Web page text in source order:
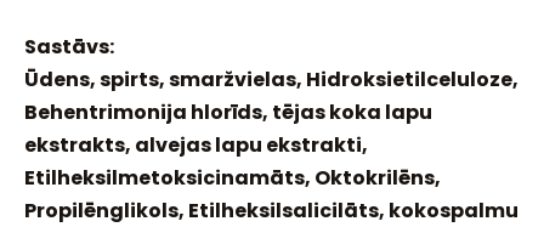
Sastāvs:
Ūdens, spirts, smaržvielas, Hidroksietilceluloze,
Behentrimonija hlorīds, tējas koka lapu
ekstrakts, alvejas lapu ekstrakti,
Etilheksilmetoksicinamāts, Oktokrilēns,
Propilēnglikols, Etilheksilsalicilāts, kokospalmu